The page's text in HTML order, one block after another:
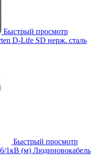
Быстрый просмотр
D-Life SD нерж. сталь
Быстрый просмотр
1кВ (м) Людиновокабель